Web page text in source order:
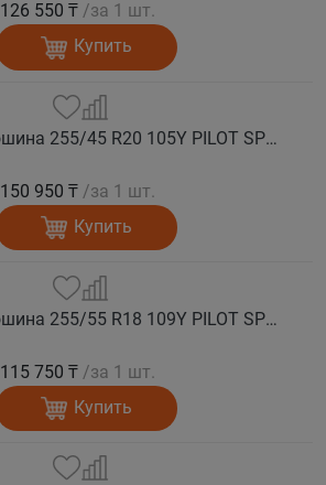
126 550 ₸ /за 1 шт.
Купить
MICHELIN Автошина 255/45 R20 105Y PILOT SPORT 4 SUV лето
150 950 ₸ /за 1 шт.
Купить
MICHELIN Автошина 255/55 R18 109Y PILOT SPORT 4 SUV лето
115 750 ₸ /за 1 шт.
Купить